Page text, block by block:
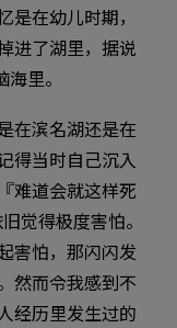
在幼儿时期，
进了湖里，据说
里。
在滨名湖还是在
得当时自己沉入
难道会就这样死
觉得极度害怕。
害怕，那闪闪发
然而令我感到不
经历里发生过的